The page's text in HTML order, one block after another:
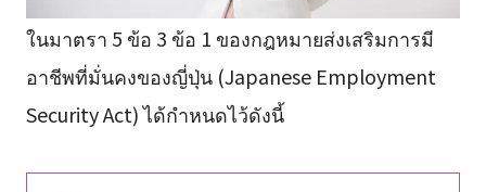
ในมาตรา 5 ข้อ 3 ข้อ 1 ของกฎหมายส่งเสริมการมี
อาชีพที่มั่นคงของญี่ปุ่น (Japanese Employment
Security Act) ได้กำหนดไว้ดังนี้